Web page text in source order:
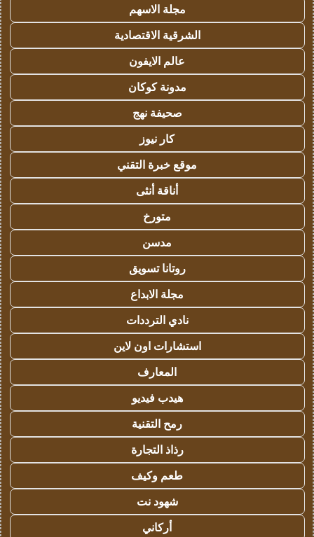
مجلة الاسهم
الشرقية الاقتصادية
عالم الايفون
مدونة كوكان
صحيفة نهج
كار نيوز
موقع خبرة التقني
أناقة أنثى
متورخ
مدسن
روتانا تسويق
مجلة الابداع
نادي الترددات
استشارات اون لاين
المعارف
هيدب فيديو
رمح التقنية
رذاذ التجارة
طعم وكيف
شهود نت
أركاني